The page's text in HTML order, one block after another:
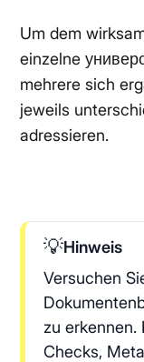
Um dem
einzelne
mehrere sich
jeweils
adressieren.
💡Hinweis
Versuchen
zu erkennen.
Checks,